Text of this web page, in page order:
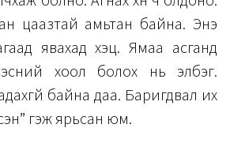
цаазтай амьтан байна. Энэ
явахад хэцүү. Ямаа асганд
хоол болох нь элбэг.
байна даа. Баригдвал их
гэж ярьсан юм.